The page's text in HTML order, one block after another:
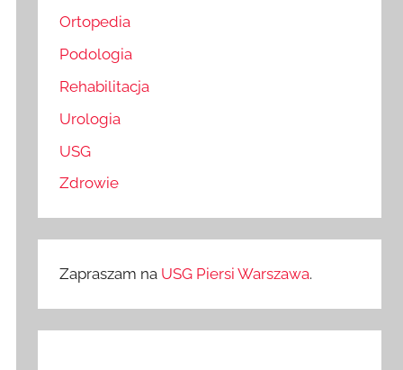
Ortopedia
Podologia
Rehabilitacja
Urologia
USG
Zdrowie
Zapraszam na USG Piersi Warszawa.